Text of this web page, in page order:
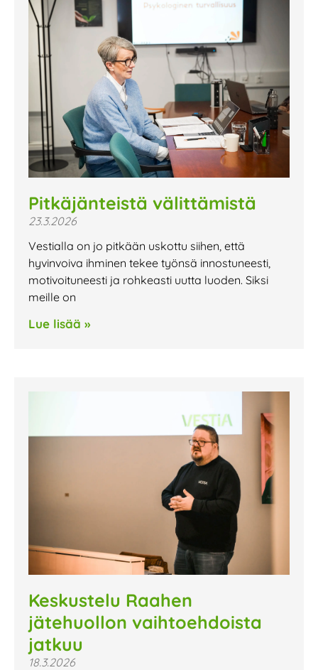
Pitkäjänteistä välittämistä
23.3.2026
Vestialla on jo pitkään uskottu siihen, että
hyvinvoiva ihminen tekee työnsä innostuneesti,
motivoituneesti ja rohkeasti uutta luoden. Siksi
meille on
Lue lisää »
Keskustelu Raahen
jätehuollon vaihtoehdoista
jatkuu
18.3.2026